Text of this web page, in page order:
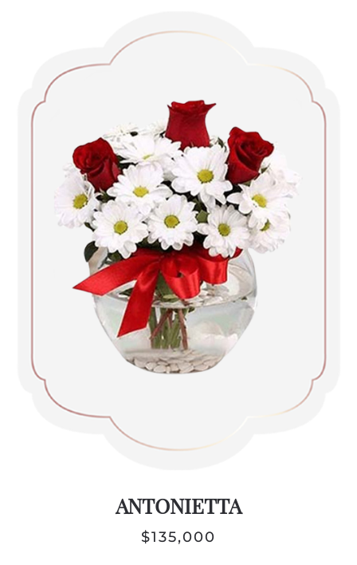
ANTONIETTA
$135,000